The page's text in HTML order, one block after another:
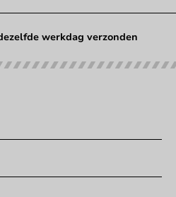
werkdag verzonden